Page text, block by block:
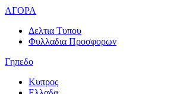
ΑΓΟΡΑ
Δελτια Τυπου
Φυλλαδια Προσφορων
Γηπεδο
Κυπρος